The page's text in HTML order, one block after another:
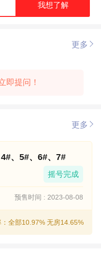
我想了解
更多
即提问！
更多
、5#、6#、7#
摇号完成
预售时间 : 2023-08-08
：全部10.97% 无房14.65%